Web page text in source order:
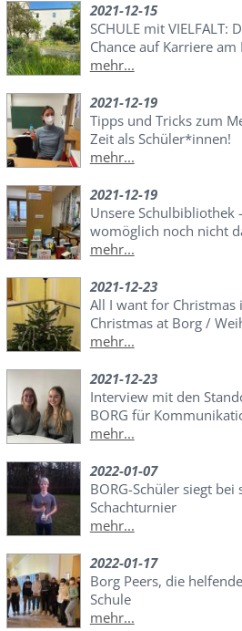
2021-12-15
SCHULE mit VIELFALT:
Chance auf Karriere am
mehr...
2021-12-19
Tipps und Tricks zum
Zeit als Schüler*innen!
mehr...
2021-12-19
Unsere Schulbibliothek
womöglich noch nicht
mehr...
2021-12-23
All I want for Christmas
Christmas at Borg /
mehr...
2021-12-23
Interview mit den
BORG für
mehr...
2022-01-07
BORG-Schüler siegt
Schachturnier
mehr...
2022-01-17
Borg Peers, die
Schule
mehr...